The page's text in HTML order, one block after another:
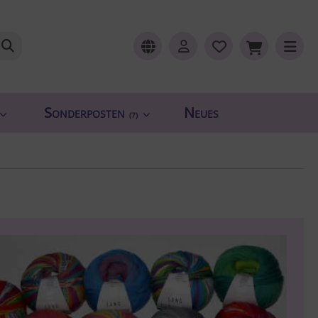
Sonderposten (7) Neues